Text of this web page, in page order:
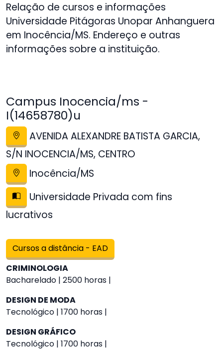
Relação de cursos e informações
Universidade Pitágoras Unopar Anhanguera
em Inocência/MS. Endereço e outras
informações sobre a instituição.
Campus Inocencia/ms -
I(14658780)u
AVENIDA ALEXANDRE BATISTA GARCIA,
S/N INOCENCIA/MS, CENTRO
Inocência/MS
Universidade Privada com fins
lucrativos
Cursos a distância - EAD
CRIMINOLOGIA
Bacharelado | 2500 horas |
DESIGN DE MODA
Tecnológico | 1700 horas |
DESIGN GRÁFICO
Tecnológico | 1700 horas |